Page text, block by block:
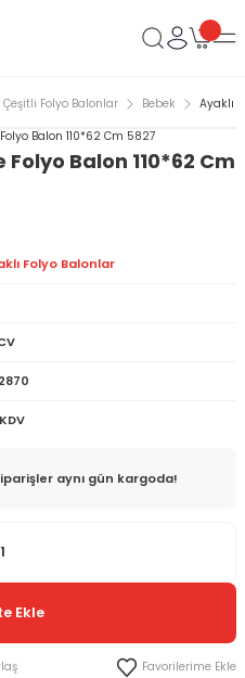
Çeşitli Folyo Balonlar Bebek Ayaklı
Balon 110*62 Cm
Folyo Balonlar
aynı gün kargoda!
Ekle